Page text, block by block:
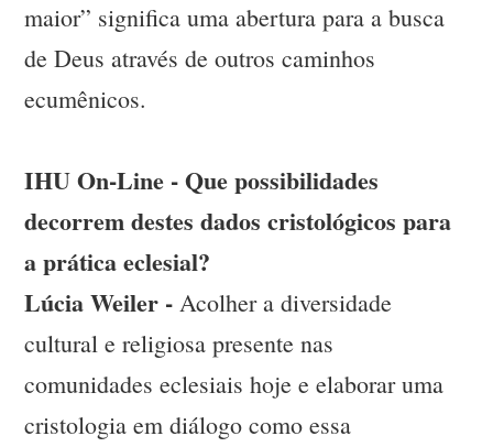
maior” significa uma abertura para a busca
de Deus através de outros caminhos
ecumênicos.
IHU On-Line - Que possibilidades
decorrem destes dados cristológicos para
a prática eclesial?
Lúcia Weiler - Acolher a diversidade
cultural e religiosa presente nas
comunidades eclesiais hoje e elaborar uma
cristologia em diálogo como essa